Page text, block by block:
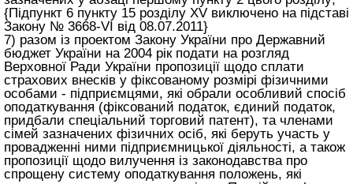
{Підпункт 6 пункту 15 розділу XV виключено на підставі
Закону № 3668-VI від 08.07.2011}
7) разом із проектом Закону України про Державний
бюджет України на 2004 рік подати на розгляд
Верховної Ради України пропозиції щодо сплати
страхових внесків у фіксованому розмірі фізичними
особами - підприємцями, які обрали особливий спосіб
оподаткування (фіксований податок, єдиний податок,
придбали спеціальний торговий патент), та членами
сімей зазначених фізичних осіб, які беруть участь у
провадженні ними підприємницької діяльності, а також
пропозиції щодо вилучення із законодавства про
спрощену систему оподаткування положень, які